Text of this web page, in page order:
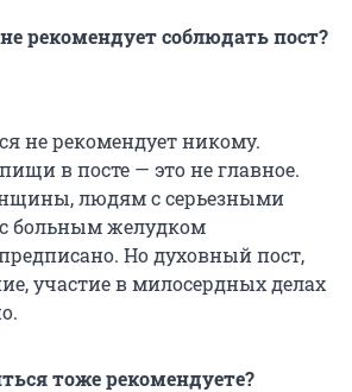
рекомендует соблюдать пост?
не рекомендует никому.
в посте — это не главное.
людям с серьезными
больным желудком
Но духовный пост,
участие в милосердных делах
тоже рекомендуете?